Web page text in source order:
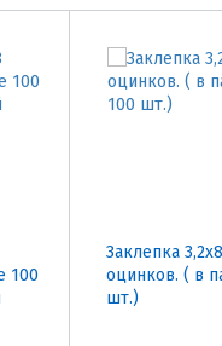
100
Заклепка 3,2х8
оцинков. ( в
шт.)